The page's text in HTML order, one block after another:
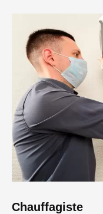
Chauffagiste